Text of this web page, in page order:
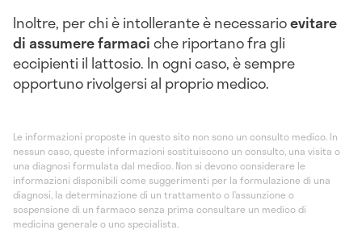
Inoltre, per chi è intollerante è necessarioevitare
di assumere farmaciche riportano fra gli
eccipienti il lattosio. In ogni caso, è sempre
opportuno rivolgersi al proprio medico.
Le informazioni proposte in questo sito non sono un consulto medico. In
nessun caso, queste informazioni sostituiscono un consulto, una visita o
una diagnosi formulata dal medico. Non si devono considerare le
informazioni disponibili come suggerimenti per la formulazione di una
diagnosi, la determinazione di un trattamento o l’assunzione o
sospensione di un farmaco senza prima consultare un medico di
medicina generale o uno specialista.